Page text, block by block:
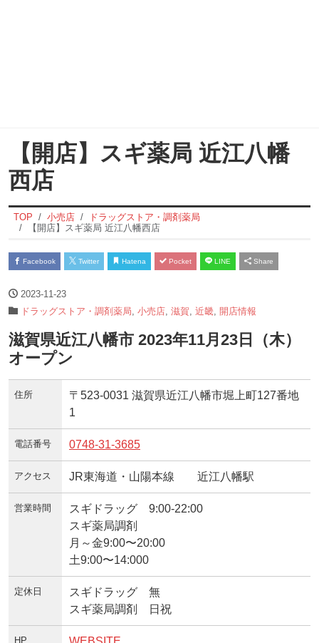
【開店】スギ薬局 近江八幡
西店
TOP 小売店
ドラッグストア・調剤薬局
【開店】スギ薬局 近江八幡西店
Facebook Twitter Hatena Pocket LINE Share
2023-11-23
ドラッグストア・調剤薬局 小売店 滋賀 近畿 開店情報
滋賀県近江八幡市 2023年11月23日（木）
オープン
住所
〒523-0031 滋賀県近江八幡市堀上町127番地
1
電話番号 0748-31-3685
アクセス JR東海道・山陽本線 近江八幡駅
営業時間
スギドラッグ 9:00-22:00
スギ薬局調剤
月～金9:00〜20:00
土9:00〜14:000
定休日
スギドラッグ 無
スギ薬局調剤 日祝
HP